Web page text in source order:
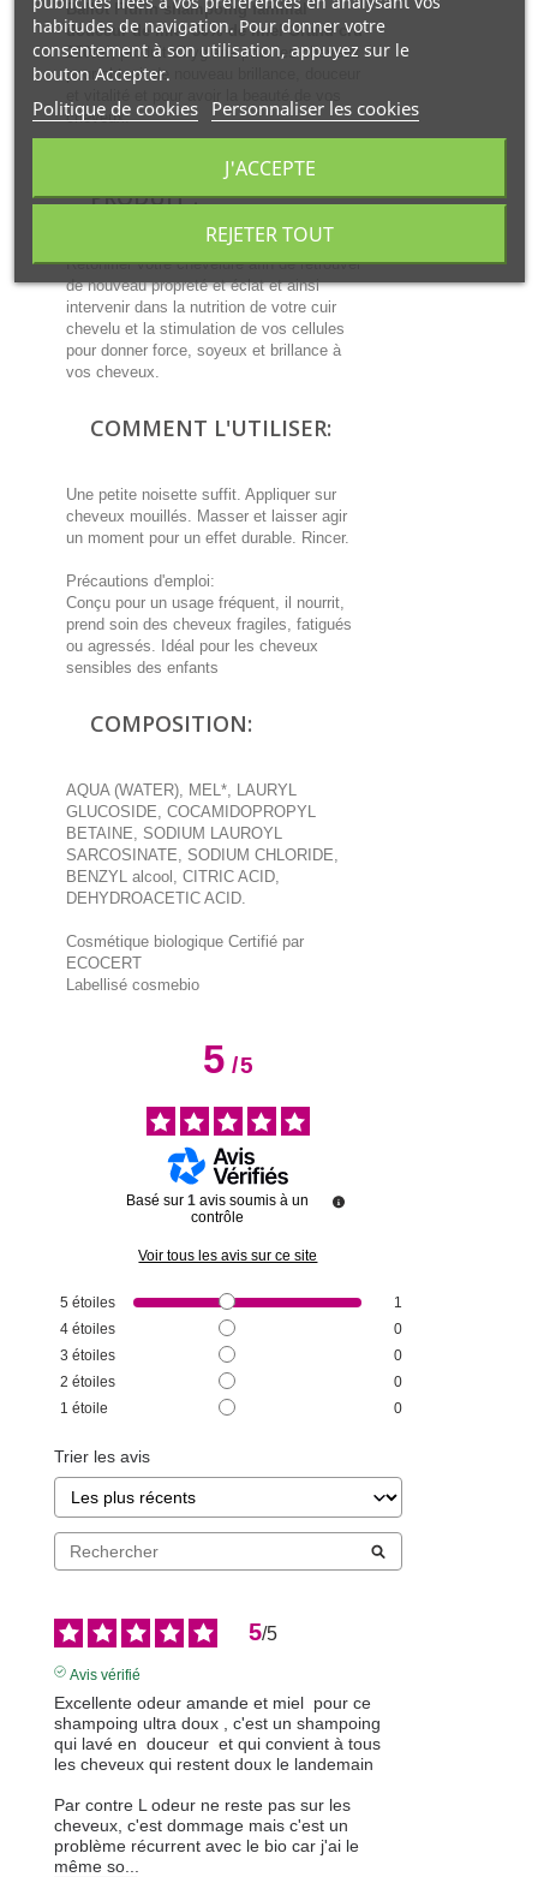
Ballot Flurin shampoing familial
douceur de miel 30% de miel Grand cru
250ml, produit d'hygiène pour les cheveux
pour obtenir de nouveau brillance, douceur
cheveux.
PRÉSENTATION DU
PRODUIT :
Retonifier votre chevelure afin de retrouver
de nouveau propreté et éclat et ainsi
intervenir dans la nutrition de votre cuir
chevelu et la stimulation de vos cellules
pour donner force, soyeux et brillance à
vos cheveux.
COMMENT L'UTILISER:
Une petite noisette suffit. Appliquer sur
cheveux mouillés. Masser et laisser agir
un moment pour un effet durable. Rincer.
Précautions d'emploi:
Conçu pour un usage fréquent, il nourrit,
prend soin des cheveux fragiles, fatigués
ou agressés. Idéal pour les cheveux
sensibles des enfants
COMPOSITION:
AQUA (WATER), MEL*, LAURYL
GLUCOSIDE, COCAMIDOPROPYL
BETAINE, SODIUM LAUROYL
SARCOSINATE, SODIUM CHLORIDE,
BENZYL alcool, CITRIC ACID,
DEHYDROACETIC ACID.
Cosmétique biologique Certifié par
ECOCERT
Labellisé cosmebio
5/5
Basé sur 1 avis soumis à un
contrôle
Voir tous les avis sur ce site
5 étoiles
1
4 étoiles
0
3 étoiles
0
2 étoiles
0
1 étoile 0
Trier les avis
5/5
Avis vérifié
Excellente odeur amande et miel  pour ce
shampoing ultra doux , c'est un shampoing
qui lavé en  douceur  et qui convient à tous
les cheveux qui restent doux le landemain
Par contre L odeur ne reste pas sur les
cheveux, c'est dommage mais c'est un
problème récurrent avec le bio car j'ai le
même so
habitudes de navigation. Pour donner votre
consentement à son utilisation, appuyez sur le
bouton Accepter.
Politique de cookies Personnaliser les cookies
REJETER TOUT
J'ACCEPTE